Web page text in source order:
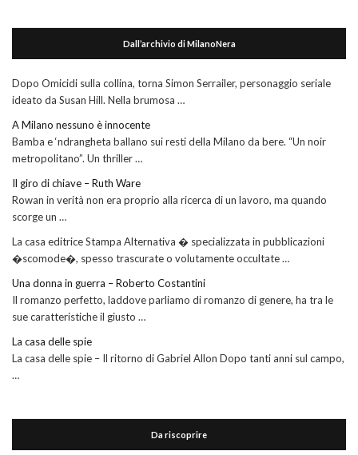
Dall’archivio di MilanoNera
Dopo Omicidi sulla collina, torna Simon Serrailer, personaggio seriale
ideato da Susan Hill. Nella brumosa …
A Milano nessuno è innocente
Bamba e ‘ndrangheta ballano sui resti della Milano da bere. “Un noir
metropolitano”. Un thriller …
Il giro di chiave – Ruth Ware
Rowan in verità non era proprio alla ricerca di un lavoro, ma quando
scorge un …
La casa editrice Stampa Alternativa � specializzata in pubblicazioni
�scomode�, spesso trascurate o volutamente occultate …
Una donna in guerra – Roberto Costantini
Il romanzo perfetto, laddove parliamo di romanzo di genere, ha tra le
sue caratteristiche il giusto …
La casa delle spie
La casa delle spie – Il ritorno di Gabriel Allon Dopo tanti anni sul campo,
…
Da riscoprire